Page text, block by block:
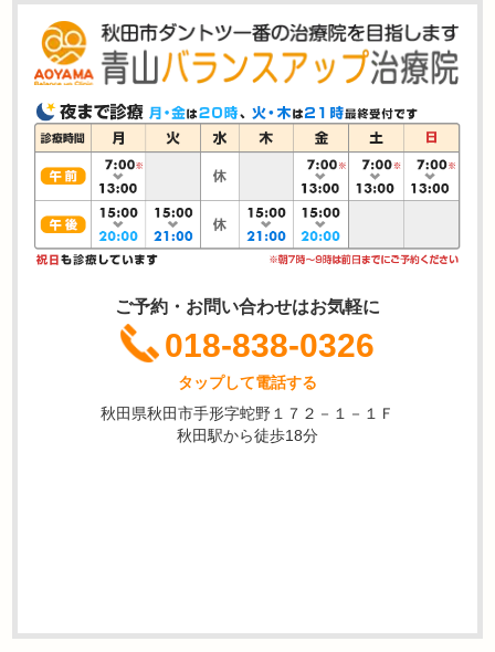
ご予約・お問い合わせはお気軽に
018-838-0326
タップして電話する
秋田県秋田市手形字蛇野１７２－１－１Ｆ
秋田駅から徒歩18分